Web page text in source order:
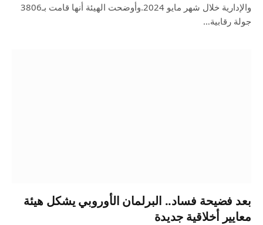
والإدارية خلال شهر مايو 2024.وأوضحت الهيئة أنها قامت بـ3806
جولة رقابية…
بعد فضيحة فساد.. البرلمان الأوروبي يشكل هيئة
معايير أخلاقية جديدة